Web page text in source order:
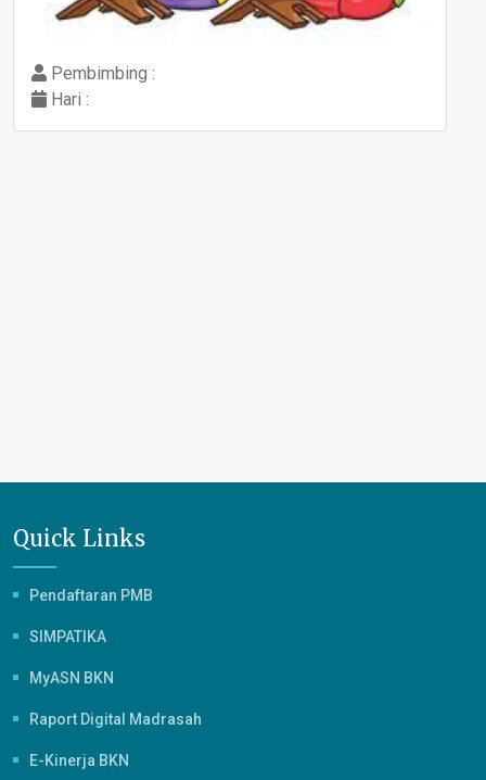
Pembimbing :
Hari :
Quick Links
Pendaftaran PMB
SIMPATIKA
MyASN BKN
Raport Digital Madrasah
E-Kinerja BKN